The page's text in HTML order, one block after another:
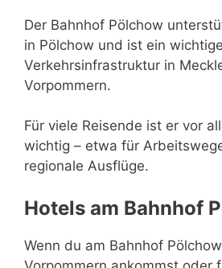
Der Bahnhof Pölchow
in Pölchow und ist ein
Verkehrsinfrastruktur in
Vorpommern.
Für viele Reisende ist er vor
wichtig – etwa für
regionale Ausflüge.
Hotels am Bahnhof
Wenn du am Bahnhof